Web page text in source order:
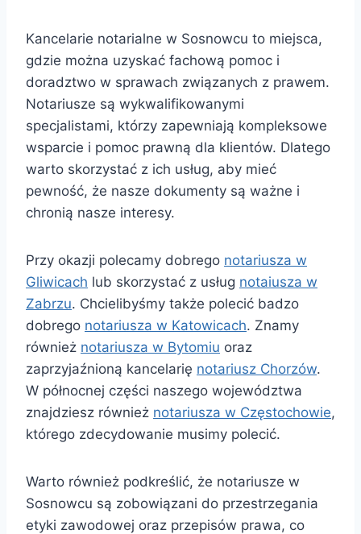
Kancelarie notarialne w Sosnowcu to miejsca,
gdzie można uzyskać fachową pomoc i
doradztwo w sprawach związanych z prawem.
Notariusze są wykwalifikowanymi
specjalistami, którzy zapewniają kompleksowe
wsparcie i pomoc prawną dla klientów. Dlatego
warto skorzystać z ich usług, aby mieć
pewność, że nasze dokumenty są ważne i
chronią nasze interesy.
Przy okazji polecamy dobrego notariusza w
Gliwicach lub skorzystać z usług notaiusza w
Zabrzu. Chcielibyśmy także polecić badzo
dobrego notariusza w Katowicach. Znamy
również notariusza w Bytomiu oraz
zaprzyjaźnioną kancelarię notariusz Chorzów.
W północnej części naszego województwa
znajdziesz również notariusza w Częstochowie,
którego zdecydowanie musimy polecić.
Warto również podkreślić, że notariusze w
Sosnowcu są zobowiązani do przestrzegania
etyki zawodowej oraz przepisów prawa, co